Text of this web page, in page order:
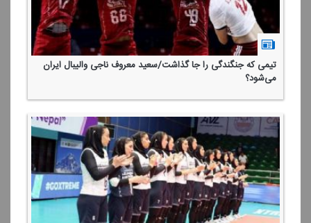
تیمی كه جنگندگی را جا گذاشت/سعید معروف ناجی والیبال ایران
می‌شود؟